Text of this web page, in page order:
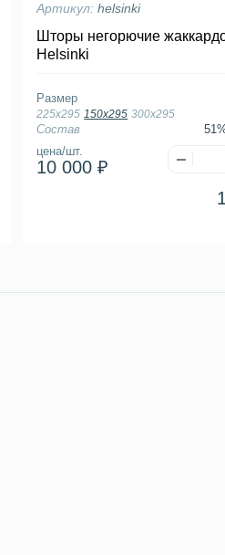
Артикул:helsinki
Шторы негорючие
Helsinki
цена/шт.
10 000 ₽
Состав
Размер
225х295 150х295 300х295